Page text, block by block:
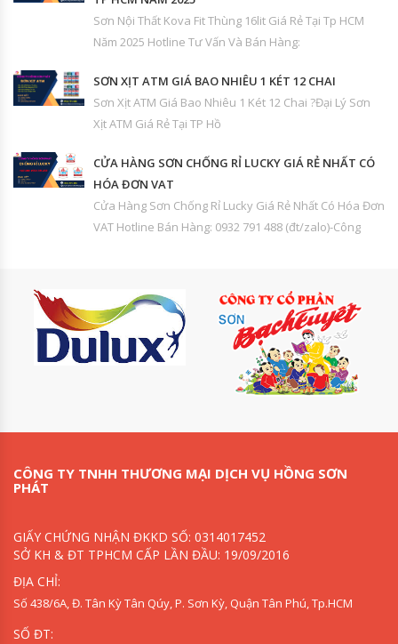
Sơn Nội Thất Kova Fit Thùng 16lit Giá Rẻ Tại Tp HCM
Năm 2025 Hotline Tư Vấn Và Bán Hàng:
SƠN XỊT ATM GIÁ BAO NHIÊU 1 KÉT 12 CHAI
Sơn Xịt ATM Giá Bao Nhiêu 1 Két 12 Chai ?Đại Lý Sơn
Xịt ATM Giá Rẻ Tại TP Hồ
CỬA HÀNG SƠN CHỐNG RỈ LUCKY GIÁ RẺ NHẤT CÓ
HÓA ĐƠN VAT
Cửa Hàng Sơn Chống Rỉ Lucky Giá Rẻ Nhất Có Hóa Đơn
VAT Hotline Bán Hàng: 0932 791 488 (đt/zalo)-Công
CÔNG TY TNHH THƯƠNG MẠI DỊCH VỤ HỒNG SƠN
PHÁT
GIẤY CHỨNG NHẬN ĐKKD SỐ: 0314017452
SỞ KH & ĐT TPHCM CẤP LẦN ĐẦU: 19/09/2016
ĐỊA CHỈ:
Số 438/6A, Đ. Tân Kỳ Tân Qúy, P. Sơn Kỳ, Quận Tân Phú, Tp.HCM
SỐ ĐT: